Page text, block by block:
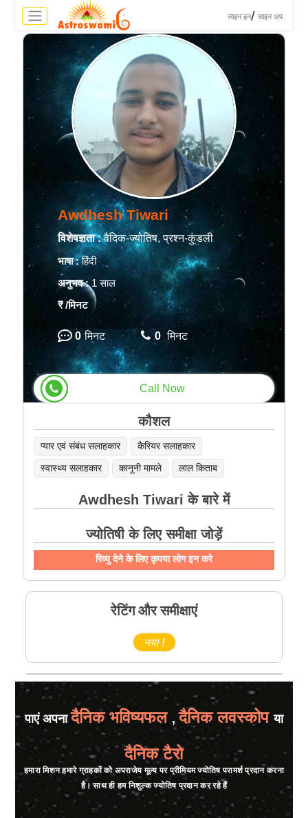
साइन इन/ साइन अप
Awdhesh Tiwari
विशेषज्ञता :वैदिक-ज्योतिष, प्रश्न-कुंडली
भाषा :हिंदी
अनुभव :1 साल
₹/मिनट
0 मिनट 0 मिनट
Call Now
कौशल
प्यार एवं संबंध सलाहकार
कैरियर सलाहकार
स्वास्थ्य सलाहकार
कानूनी मामले लाल किताब
Awdhesh Tiwari के बारे में
ज्योतिषी के लिए समीक्षा जोड़ें
रिव्यु देने के लिए कृपया लोग इन करे
रेटिंग और समीक्षाएं
नया !
पाएं अपनादैनिक भविष्यफल , दैनिक लवस्कोपया
दैनिक टैरो
हमारा मिशन हमारे ग्राहकों को अपराजेय मूल्य पर प्रीमियम ज्योतिष परामर्श प्रदान करना
है। साथ ही हम निशुल्क ज्योतिष प्रदान कर रहे हैं